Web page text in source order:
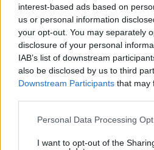
interest-based ads based on
us or personal information
your opt-out. You may separately
disclosure of your personal
IAB’s list of downstream
also be disclosed by us to third
Downstream Participants that may
Please note that this website/app
not limited to your visit or usage
Personal Data Processing
I want to opt-out of the
Εργοθεραπεία».
Πώς επιλέγουμε τον κλάδο
Όσον αφορά την συμβουλή
υποψηφίους, αλλά και τα
συχνά υπογραμμίζουμε και
επαγγελματικό